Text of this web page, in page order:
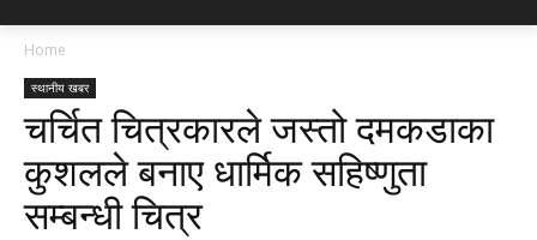
Home
स्थानीय खबर
चर्चित चित्रकारले जस्तो दमकडाका
कुशलले बनाए धार्मिक सहिष्णुता
सम्बन्धी चित्र